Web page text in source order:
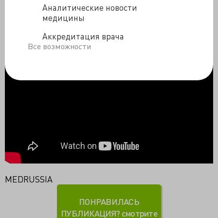
Аналитические новости
медицины
Аккредитация врача
Все возможности
Новости от доктора выходят в паблике
https://vk.com/tdcancer
MEDRUSSIA
ПОНРАВИЛАСЬ
ПУБЛИКАЦИЯ? смотрите